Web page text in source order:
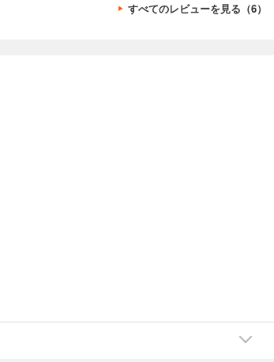
すべてのレビューを見る（6）